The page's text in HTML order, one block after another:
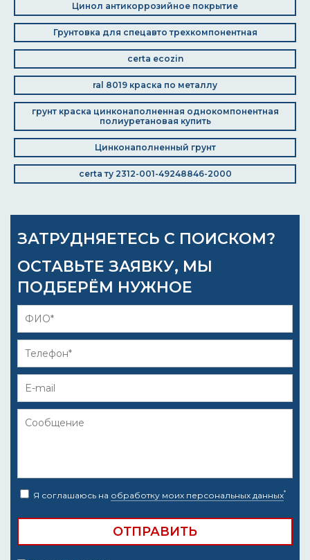
Цинол антикоррозийное покрытие
Грунтовка для спецавто трехкомпонентная
certa ecozin
ral 8019 краска по металлу
грунт краска цинконаполненная однокомпонентная
полиуретановая купить
Цинконаполненный грунт
certa ту 2312-001-49248846-2000
ЗАТРУДНЯЕТЕСЬ С ПОИСКОМ?
ОСТАВЬТЕ ЗАЯВКУ, МЫ
ПОДБЕРЁМ НУЖНОЕ
Я соглашаюсь на обработку моих персональных данных*